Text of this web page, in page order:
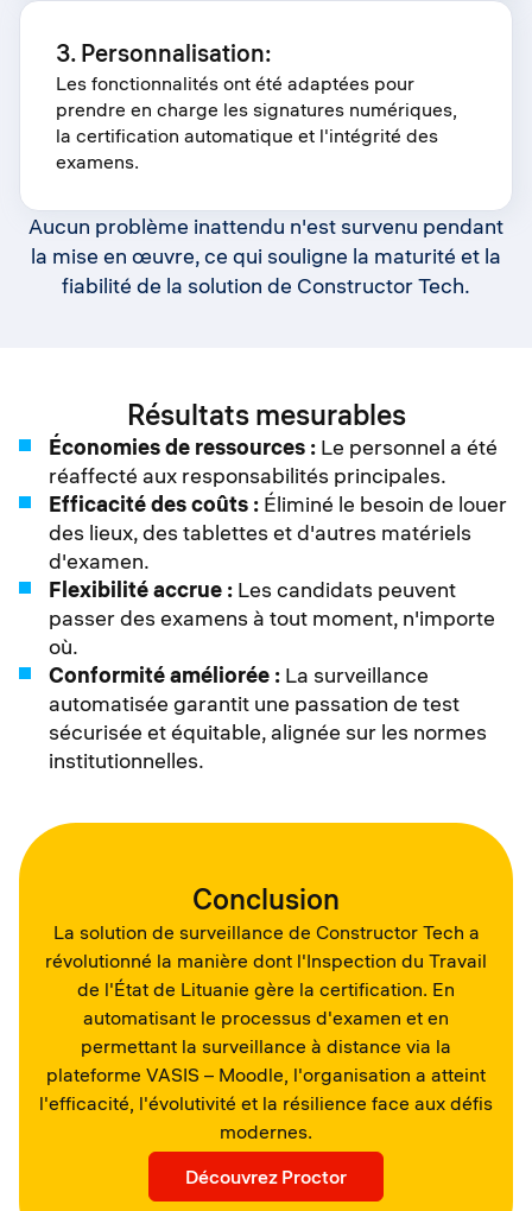
3. Personnalisation:
Les fonctionnalités ont été adaptées pour
prendre en charge les signatures numériques,
la certification automatique et l'intégrité des
examens.
Aucun problème inattendu n'est survenu pendant
la mise en œuvre, ce qui souligne la maturité et la
fiabilité de la solution de Constructor Tech.
Résultats mesurables
Économies de ressources : Le personnel a été
réaffecté aux responsabilités principales.
Efficacité des coûts : Éliminé le besoin de louer
des lieux, des tablettes et d'autres matériels
d'examen.
Flexibilité accrue : Les candidats peuvent
passer des examens à tout moment, n'importe
où.
Conformité améliorée : La surveillance
automatisée garantit une passation de test
sécurisée et équitable, alignée sur les normes
institutionnelles.
Conclusion
La solution de surveillance de Constructor Tech a
révolutionné la manière dont l'Inspection du Travail
de l'État de Lituanie gère la certification. En
automatisant le processus d'examen et en
permettant la surveillance à distance via la
plateforme VASIS – Moodle, l'organisation a atteint
l'efficacité, l'évolutivité et la résilience face aux défis
modernes.
Découvrez Proctor